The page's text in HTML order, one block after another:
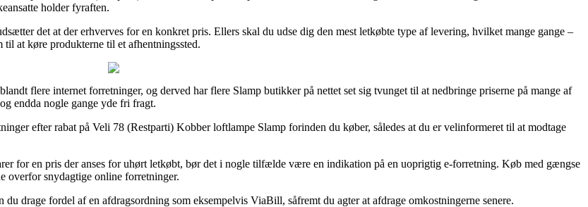
holder fyraften.
det at der erhverves for en konkret pris. Ellers skal du udse dig den mest letkøbte type af levering, hvilket mange gange –
at køre produkterne til et afhentningssted.
flere internet forretninger, og derved har flere Slamp butikker på nettet set sig tvunget til at nedbringe priserne på mange af
endda nogle gange yde fri fragt.
efter rabat på Veli 78 (Restparti) Kobber loftlampe Slamp forinden du køber, således at du er velinformeret til at modtage
for en pris der anses for uhørt letkøbt, bør det i nogle tilfælde være en indikation på en uoprigtig e-forretning. Køb med gængse
overfor snydagtige online forretninger.
drage fordel af en afdragsordning som eksempelvis ViaBill, såfremt du agter at afdrage omkostningerne senere.